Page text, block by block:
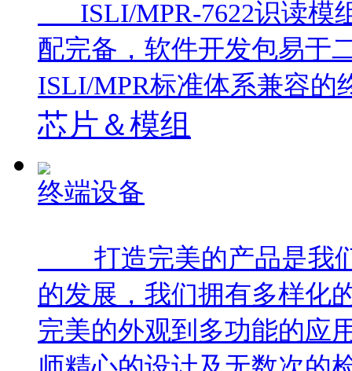
ISLI/MPR-7622识读模
配完备，软件开发包易于
ISLI/MPR标准体系兼容的
芯片＆模组
终端设备
打造完美的产品是我们
的发展，我们拥有多样化
完美的外观到多功能的应